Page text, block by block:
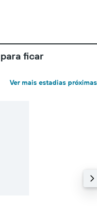
ficar
Ver mais estadias próximas